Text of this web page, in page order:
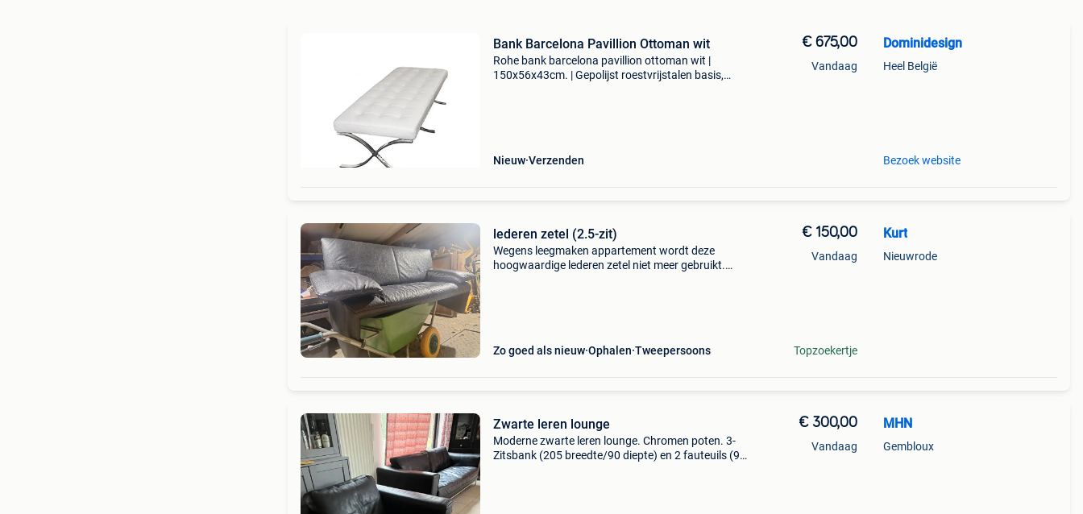
Bank Barcelona Pavillion Ottoman wit
Rohe bank barcelona pavillion ottoman wit |
150x56x43cm. | Gepolijst roestvrijstalen basis,
Nieuw Verzenden
€ 675,00
Vandaag
Dominidesign
Heel België
Bezoek website
lederen zetel (2.5-zit)
Wegens leegmaken appartement wordt deze
hoogwaardige lederen zetel niet meer gebruikt.
Zo goed als nieuw Ophalen Tweepersoons
€ 150,00
Vandaag
Topzoekertje
Kurt
Nieuwrode
Zwarte leren lounge
Moderne zwarte leren lounge. Chromen poten. 3-
Zitsbank (205 breedte/90 diepte) en 2 fauteuils (92
€ 300,00
Vandaag
MHN
Gembloux